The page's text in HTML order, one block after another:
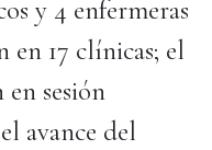
y 4 enfermeras
en 17 clínicas; el
en sesión
avance del